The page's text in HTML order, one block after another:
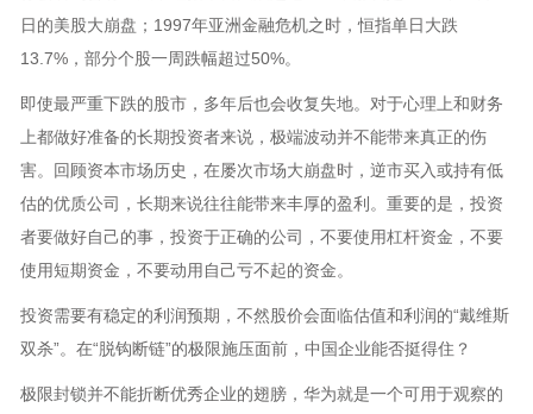
日的美股大崩盘；1997年亚洲金融危机之时，恒指单日大跌
13.7%，部分个股一周跌幅超过50%。
即使最严重下跌的股市，多年后也会收复失地。对于心理上和财务
上都做好准备的长期投资者来说，极端波动并不能带来真正的伤
害。回顾资本市场历史，在屡次市场大崩盘时，逆市买入或持有低
估的优质公司，长期来说往往能带来丰厚的盈利。重要的是，投资
者要做好自己的事，投资于正确的公司，不要使用杠杆资金，不要
使用短期资金，不要动用自己亏不起的资金。
投资需要有稳定的利润预期，不然股价会面临估值和利润的“戴维斯
双杀”。在“脱钩断链”的极限施压面前，中国企业能否挺得住？
极限封锁并不能折断优秀企业的翅膀，华为就是一个可用于观察的